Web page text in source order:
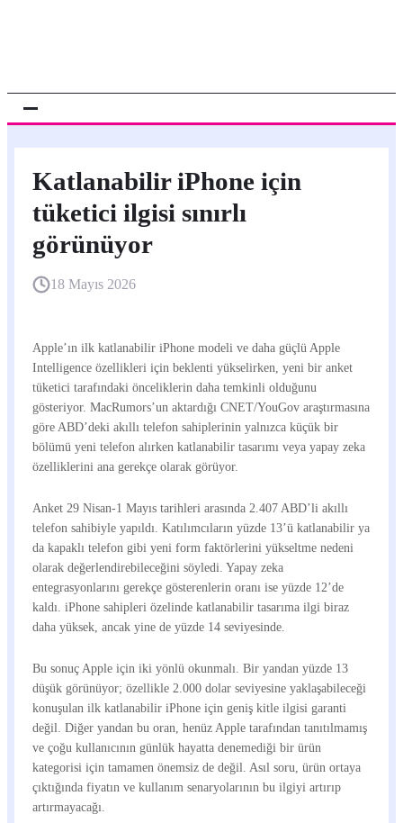
Katlanabilir iPhone için
tüketici ilgisi sınırlı
görünüyor
18 Mayıs 2026
Apple’ın ilk katlanabilir iPhone modeli ve daha güçlü Apple
Intelligence özellikleri için beklenti yükselirken, yeni bir anket
tüketici tarafındaki önceliklerin daha temkinli olduğunu
gösteriyor. MacRumors’un aktardığı CNET/YouGov araştırmasına
göre ABD’deki akıllı telefon sahiplerinin yalnızca küçük bir
bölümü yeni telefon alırken katlanabilir tasarımı veya yapay zeka
özelliklerini ana gerekçe olarak görüyor.
Anket 29 Nisan-1 Mayıs tarihleri arasında 2.407 ABD’li akıllı
telefon sahibiyle yapıldı. Katılımcıların yüzde 13’ü katlanabilir ya
da kapaklı telefon gibi yeni form faktörlerini yükseltme nedeni
olarak değerlendirebileceğini söyledi. Yapay zeka
entegrasyonlarını gerekçe gösterenlerin oranı ise yüzde 12’de
kaldı. iPhone sahipleri özelinde katlanabilir tasarıma ilgi biraz
daha yüksek, ancak yine de yüzde 14 seviyesinde.
Bu sonuç Apple için iki yönlü okunmalı. Bir yandan yüzde 13
düşük görünüyor; özellikle 2.000 dolar seviyesine yaklaşabileceği
konuşulan ilk katlanabilir iPhone için geniş kitle ilgisi garanti
değil. Diğer yandan bu oran, henüz Apple tarafından tanıtılmamış
ve çoğu kullanıcının günlük hayatta denemediği bir ürün
kategorisi için tamamen önemsiz de değil. Asıl soru, ürün ortaya
çıktığında fiyatın ve kullanım senaryolarının bu ilgiyi artırıp
artırmayacağı.